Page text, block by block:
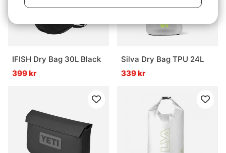
IFISH Dry Bag 30L Black
399 kr
Silva Dry Bag TPU 24L
339 kr